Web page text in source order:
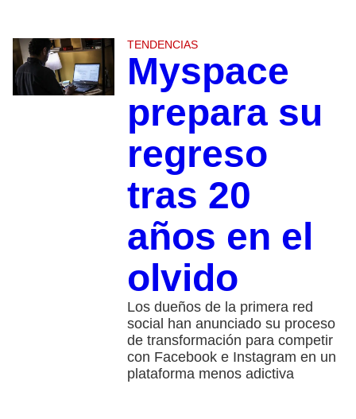
TENDENCIAS
Myspace
prepara su
regreso
tras 20
años en el
olvido
Los dueños de la primera red
social han anunciado su proceso
de transformación para competir
con Facebook e Instagram en un
plataforma menos adictiva